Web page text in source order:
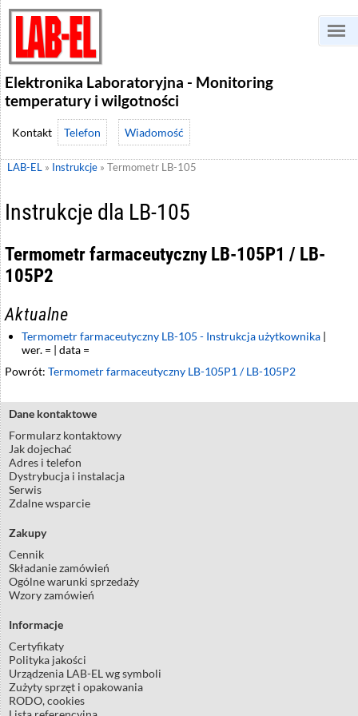
Elektronika Laboratoryjna - Monitoring
temperatury i wilgotności
Telefon Wiadomość
LAB-EL » Instrukcje » Termometr LB-105
Instrukcje dla LB-105
Termometr farmaceutyczny LB-105P1 / LB-
105P2
Aktualne
Termometr farmaceutyczny LB-105 - Instrukcja użytkownika |
wer. = | data =
Powrót: Termometr farmaceutyczny LB-105P1 / LB-105P2
Dane kontaktowe
Formularz kontaktowy
Jak dojechać
Adres i telefon
Dystrybucja i instalacja
Serwis
Zdalne wsparcie
Zakupy
Cennik
Składanie zamówień
Ogólne warunki sprzedaży
Wzory zamówień
Informacje
Certyfikaty
Polityka jakości
Urządzenia LAB-EL wg symboli
Zużyty sprzęt i opakowania
RODO, cookies